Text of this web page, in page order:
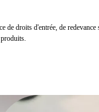
de droits d'entrée, de